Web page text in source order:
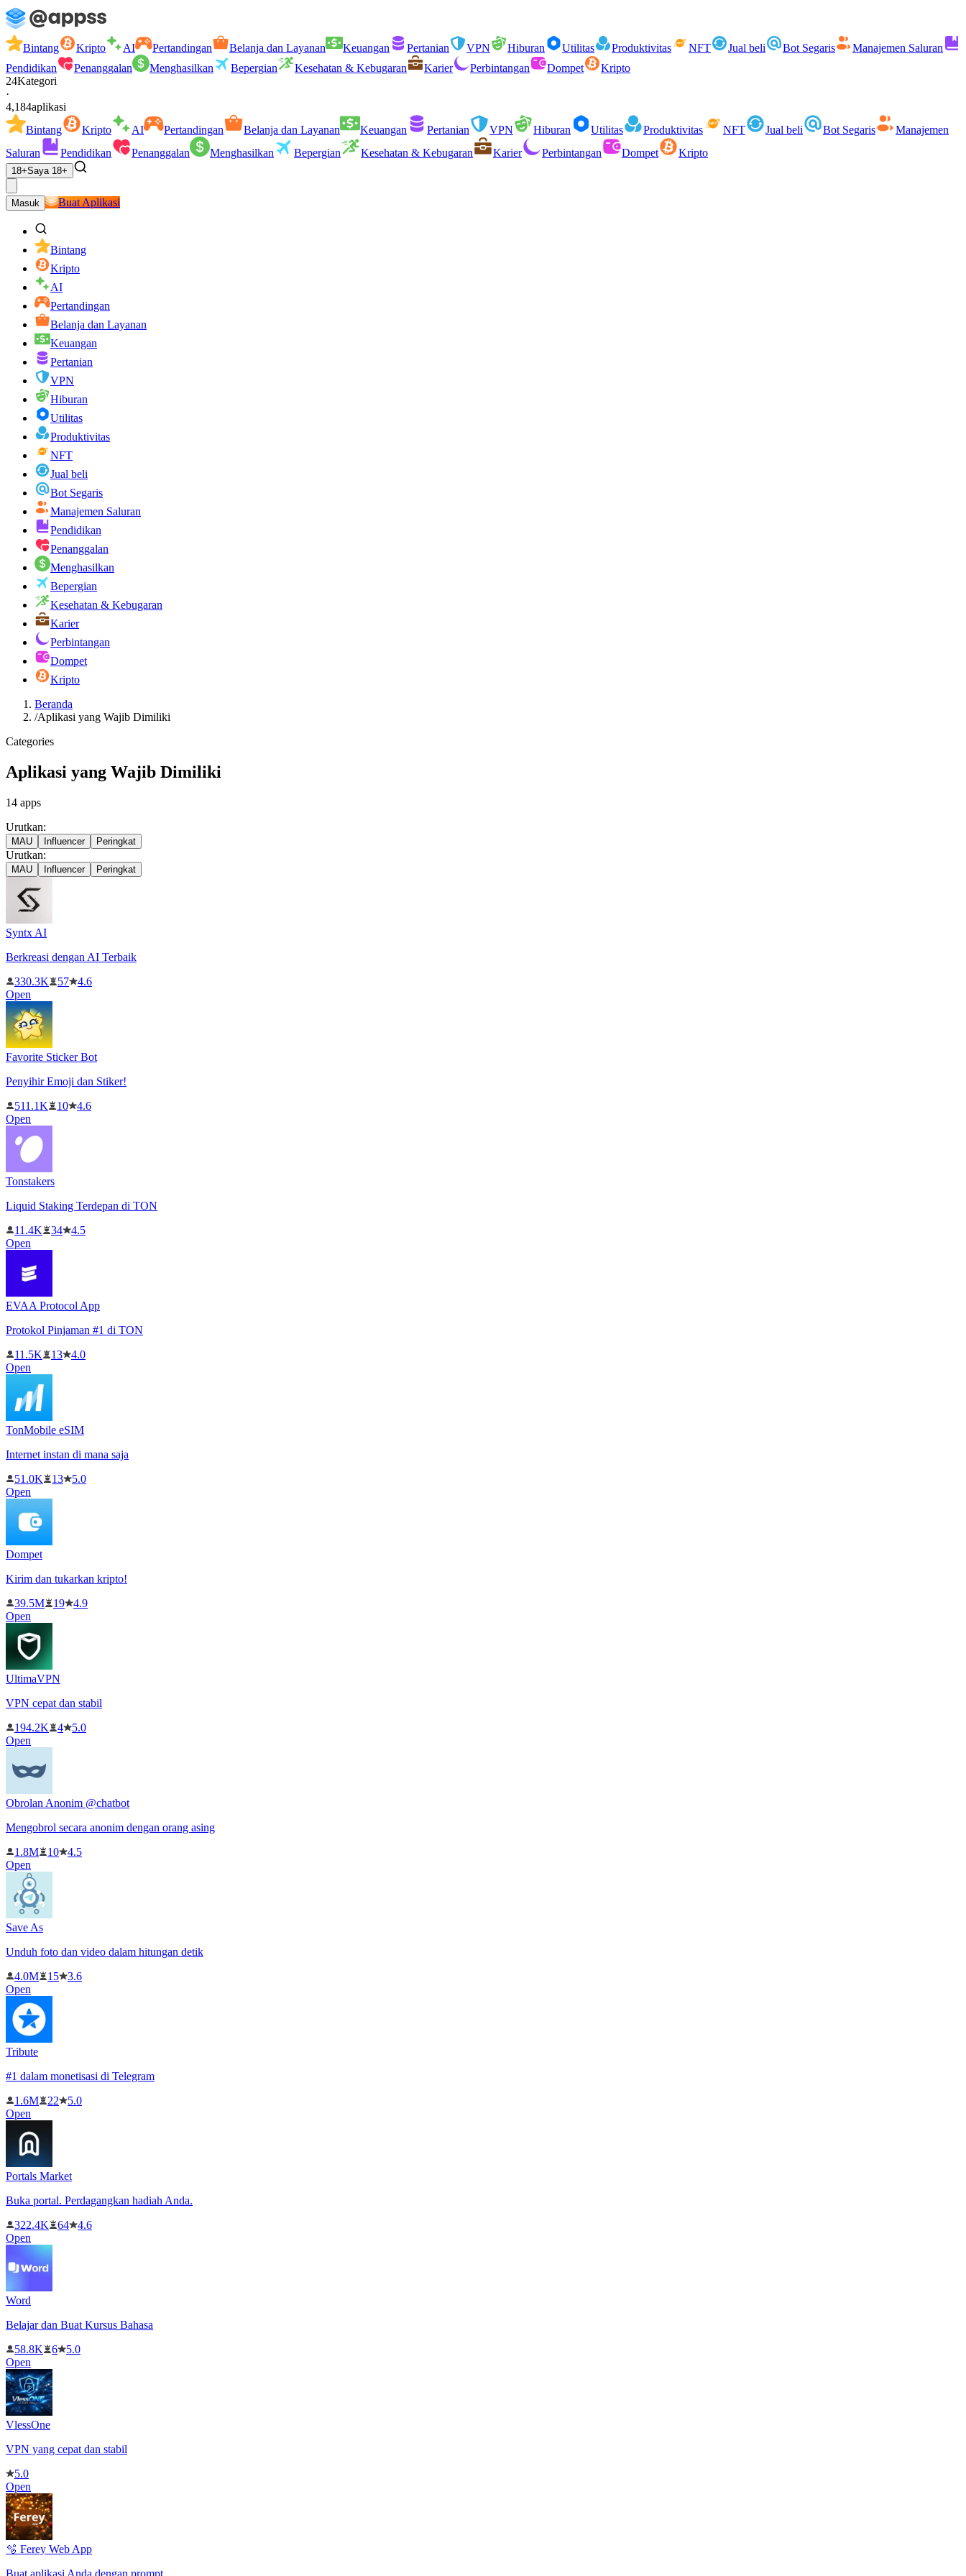
Bintang Kripto AI Pertandingan Belanja dan Layanan Keuangan Pertanian VPN Hiburan Utilitas Produktivitas NFT Jual beli Bot Segaris
Manajemen Saluran
Pendidikan
Penanggalan Menghasilkan Bepergian Kesehatan & Kebugaran Karier Perbintangan Dompet
Kripto
24Kategori
·
4,184aplikasi
Bintang
Kripto AI Pertandingan Belanja dan Layanan Keuangan Pertanian VPN Hiburan Utilitas Produktivitas NFT Jual beli Bot Segaris
Manajemen
Saluran
Pendidikan Penanggalan Menghasilkan Bepergian Kesehatan & Kebugaran Karier Perbintangan Dompet Kripto
18+Saya 18+
Masuk Buat Aplikasi
Bintang
Kripto
AI
Pertandingan
Belanja dan Layanan
Keuangan
Pertanian
VPN
Hiburan
Utilitas
Produktivitas
NFT
Jual beli
Bot Segaris
Manajemen Saluran
Pendidikan
Penanggalan
Menghasilkan
Bepergian
Kesehatan & Kebugaran
Karier
Perbintangan
Dompet
Kripto
Beranda
/Aplikasi yang Wajib Dimiliki
Categories
Aplikasi yang Wajib Dimiliki
14 apps
Urutkan:
MAU Influencer Peringkat
Urutkan:
MAU Influencer Peringkat
Syntx AI
Berkreasi dengan AI Terbaik
330.3K
57
4.6
Open
Favorite Sticker Bot
Penyihir Emoji dan Stiker!
511.1K
10
4.6
Open
Tonstakers
Liquid Staking Terdepan di TON
11.4K
34
4.5
Open
EVAA Protocol App
Protokol Pinjaman #1 di TON
11.5K
13
4.0
Open
TonMobile eSIM
Internet instan di mana saja
51.0K
13
5.0
Open
Dompet
Kirim dan tukarkan kripto!
39.5M
19
4.9
Open
UltimaVPN
VPN cepat dan stabil
194.2K
4
5.0
Open
Obrolan Anonim @chatbot
Mengobrol secara anonim dengan orang asing
1.8M
10
4.5
Open
Save As
Unduh foto dan video dalam hitungan detik
4.0M
15
3.6
Open
Tribute
#1 dalam monetisasi di Telegram
1.6M
22
5.0
Open
Portals Market
Buka portal. Perdagangkan hadiah Anda.
322.4K
64
4.6
Open
Word
Belajar dan Buat Kursus Bahasa
58.8K
6
5.0
Open
VlessOne
VPN yang cepat dan stabil
5.0
Open
🫧 Ferey Web App
Buat aplikasi Anda dengan prompt